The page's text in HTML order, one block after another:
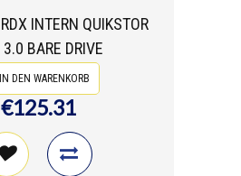
INTERN QUIKSTOR
BARE DRIVE
IN DEN WARENKORB
€125.31